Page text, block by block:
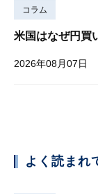
コラム
米国はなぜ円買
2026年08月07日
よく読まれ